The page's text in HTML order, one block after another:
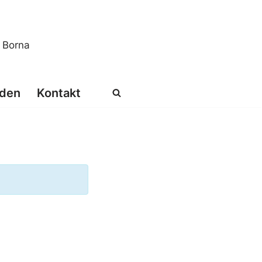
Kontakt